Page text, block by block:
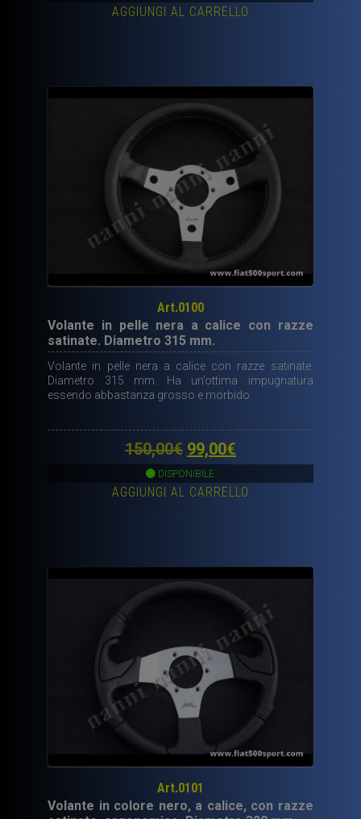
AGGIUNGI AL CARRELLO
Art.0100
Volante in pelle nera a calice con razze
satinate. Diametro 315 mm.
Volante in pelle nera a calice con razze satinate.
Diametro 315 mm. Ha un’ottima impugnatura
essendo abbastanza grosso e morbido.
150,00€ Il
prezzo
originale
99,00€Il
attuale
DISPONIBILE
AGGIUNGI AL CARRELLO
Art.0101
Volante in colore nero, a calice, con razze